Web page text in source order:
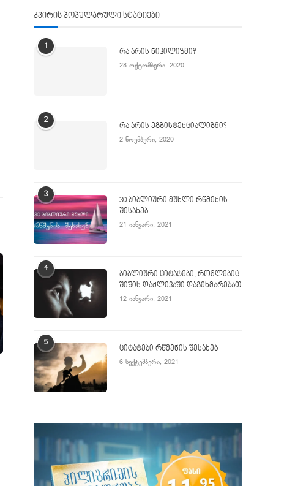
ტელემახარებელი ჯიმი სვაგერტი 90
წლის ასაკში გარდაიცვალა
კვირის პოპულარული სტატიები
1
რა არის ნიჰილიზმი?
28 ოქტომბერი, 2020
2
რა არის ეგზისტენციალიზმი?
2 ნოემბერი, 2020
3
30 ბიბლიური მუხლი რწმენის
შესახებ
21 იანვარი, 2021
4
ბიბლიური ციტატები, რომლებიც
შიშის დაძლევაში დაგეხმარებათ
12 იანვარი, 2021
5
ციტატები რწმენის შესახებ
6 სექტემბერი, 2021